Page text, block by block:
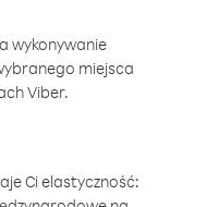
wykonywanie
miejsca
Viber.
Ci elastyczność: